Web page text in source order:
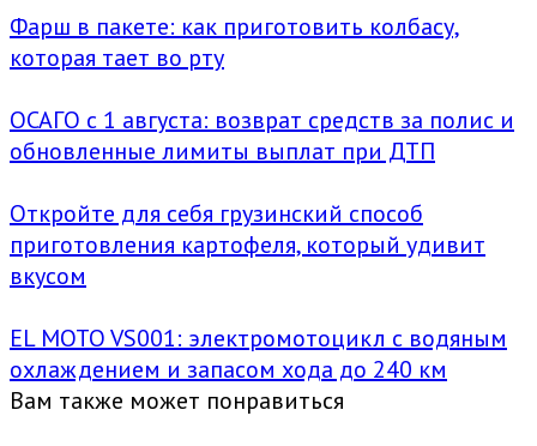
Фарш в пакете: как приготовить колбасу,
которая тает во рту
ОСАГО с 1 августа: возврат средств за полис и
обновленные лимиты выплат при ДТП
Откройте для себя грузинский способ
приготовления картофеля, который удивит
вкусом
EL MOTO VS001: электромотоцикл с водяным
охлаждением и запасом хода до 240 км
Вам также может понравиться